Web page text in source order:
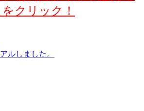
クリック！
ルしました。